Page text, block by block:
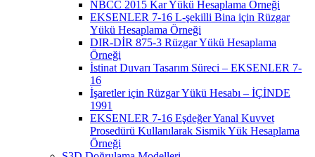
NBCC 2015 Kar Yükü Hesaplama Örneği
EKSENLER 7-16 L-şekilli Bina için Rüzgar
Yükü Hesaplama Örneği
DIR-DİR 875-3 Rüzgar Yükü Hesaplama
Örneği
İstinat Duvarı Tasarım Süreci – EKSENLER 7-
16
İşaretler için Rüzgar Yükü Hesabı – İÇİNDE
1991
EKSENLER 7-16 Eşdeğer Yanal Kuvvet
Prosedürü Kullanılarak Sismik Yük Hesaplama
Örneği